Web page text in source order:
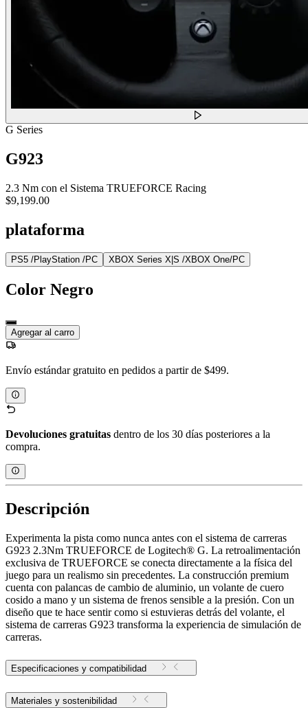
G Series
G923
2.3 Nm con el Sistema TRUEFORCE Racing
$9,199.00
plataforma
PS5 /PlayStation /PC XBOX Series X|S /XBOX One/PC
Color Negro
Agregar al carro
Envío estándar gratuito en pedidos a partir de $499.
Devoluciones gratuitas dentro de los 30 días posteriores a la
compra.
Descripción
Experimenta la pista como nunca antes con el sistema de carreras
G923 2.3Nm TRUEFORCE de Logitech® G. La retroalimentación
exclusiva de TRUEFORCE se conecta directamente a la física del
juego para un realismo sin precedentes. La construcción premium
cuenta con palancas de cambio de aluminio, un volante de cuero
cosido a mano y un sistema de frenos sensible a la presión. Con un
diseño que te hace sentir como si estuvieras detrás del volante, el
sistema de carreras G923 transforma la experiencia de simulación de
carreras.
Especificaciones y compatibilidad
Materiales y sostenibilidad